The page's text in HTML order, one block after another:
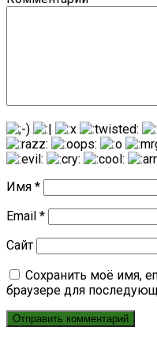
Имя *
Email *
Сайт
Сохранить моё имя,
браузере для